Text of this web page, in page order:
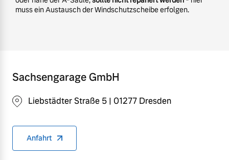
muss ein Austausch der Windschutzscheibe erfolgen.
Sachsengarage GmbH
Liebstädter Straße 5 | 01277 Dresden
Anfahrt